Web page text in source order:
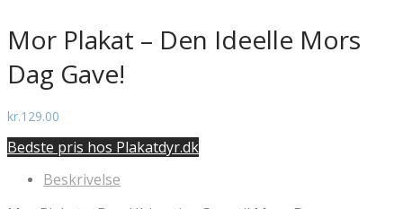
Mor Plakat – Den Ideelle Mors
Dag Gave!
kr.129.00
Bedste pris hos Plakatdyr.dk
Beskrivelse